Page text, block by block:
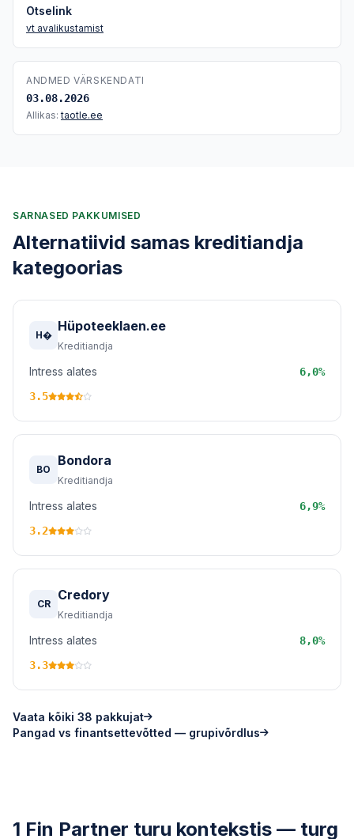
Otselink
vt avalikustamist
ANDMED VÄRSKENDATI
03.08.2026
Allikas:taotle.ee
SARNASED PAKKUMISED
Alternatiivid samas kreditiandja
kategoorias
H�
Hüpoteeklaen.ee
Kreditiandja
Intress alates
6,0%
3.5
BO
Bondora
Kreditiandja
Intress alates
6,9%
3.2
CR
Credory
Kreditiandja
Intress alates
8,0%
3.3
Vaata kõiki 38 pakkujat
Pangad vs finantsettevõtted — grupivõrdlus
1 Fin Partner turu kontekstis — turg